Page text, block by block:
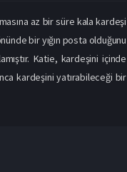
az bir süre kala kardeşi
bir yığın posta olduğunu
Katie, kardeşini içinde
kardeşini yatırabileceği bir